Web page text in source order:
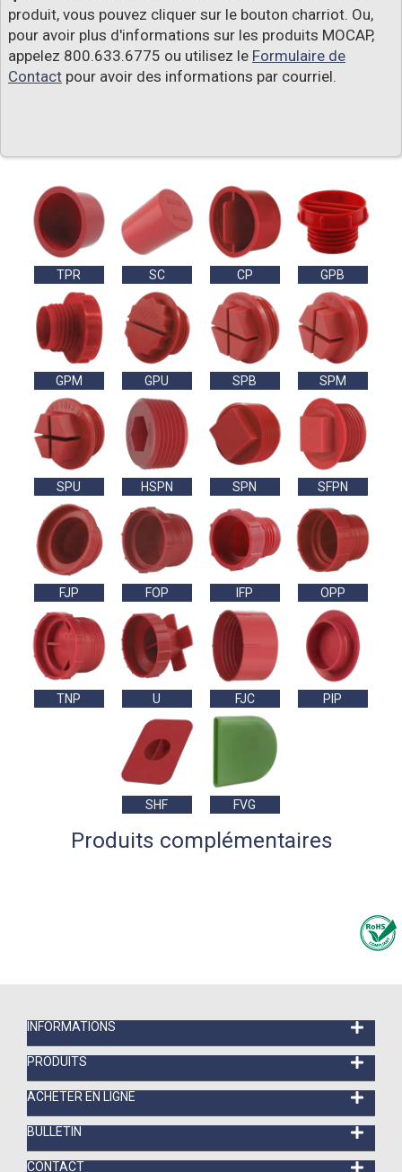
produit, vous pouvez cliquer sur le bouton charriot. Ou,
pour avoir plus d'informations sur les produits MOCAP,
appelez 800.633.6775 ou utilisez le Formulaire de
Contact pour avoir des informations par courriel.
TPR SC CP GPB
GPM GPU SPB SPM
SPU HSPN SPN SFPN
FJP FOP IFP OPP
TNP U FJC PIP
SHF FVG
Produits complémentaires
INFORMATIONS
PRODUITS
ACHETER EN LIGNE
BULLETIN
CONTACT